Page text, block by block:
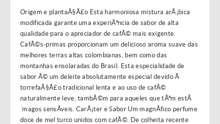
Origem e plantaÃ§Ã£o Esta harmoniosa mistura arÃ¡bica
modificada garante uma experiÃªncia de sabor de alta
qualidade para o apreciador de cafÃ© mais exigente.
CafÃ©s-primas proporcionam um delicioso aroma suave das
melhores terras altas colombianas, bem como das
montanhas ensolaradas do Brasil. Esta especialidade de
sabor Ã© um deleite absolutamente especial devido Ã
torrefaÃ§Ã£o tradicional lenta e ao uso de cafÃ©
naturalmente leve, tambÃ©m para aqueles que tÃªm estÃ
´magos sensÃ­veis. CarÃ¡ter e Sabor Um magnÃ­fico perfume
doce de mel turco unidos com cafÃ©. De colheita recente